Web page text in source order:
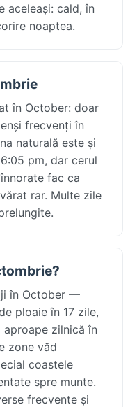
aceleași: cald, în
noaptea.
în October: doar
frecvenți în
naturală este și
pm, dar cerul
fac ca
rar. Multe zile
în October —
ploaie în 17 zile,
zilnică în
zone văd
coastele
spre munte.
frecvente și